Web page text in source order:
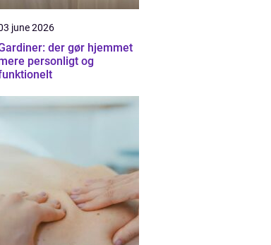
june 2026
der gør hjemmet
personligt og